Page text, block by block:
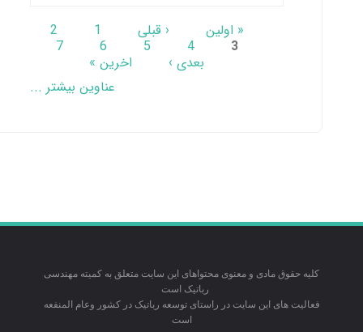
« اولین ‹ قبلی
بعدی ›
اخرین »
عناوین بیشتر ...
کلیه حقوق مادی و معنوی محتواهای این سایت متعلق به کمیته مهندسی
رباتیک است
فعالیت های این سایت در راستای توسعه رباتیک در کشور وعام المنفعه
است